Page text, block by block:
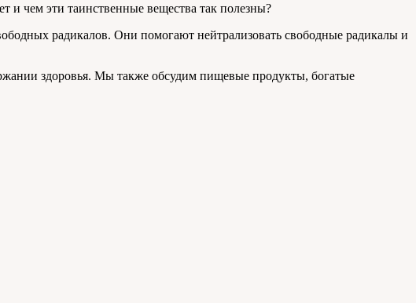
и чем эти таинственные вещества так полезны?
радикалов. Они помогают нейтрализовать свободные радикалы и
здоровья. Мы также обсудим пищевые продукты, богатые